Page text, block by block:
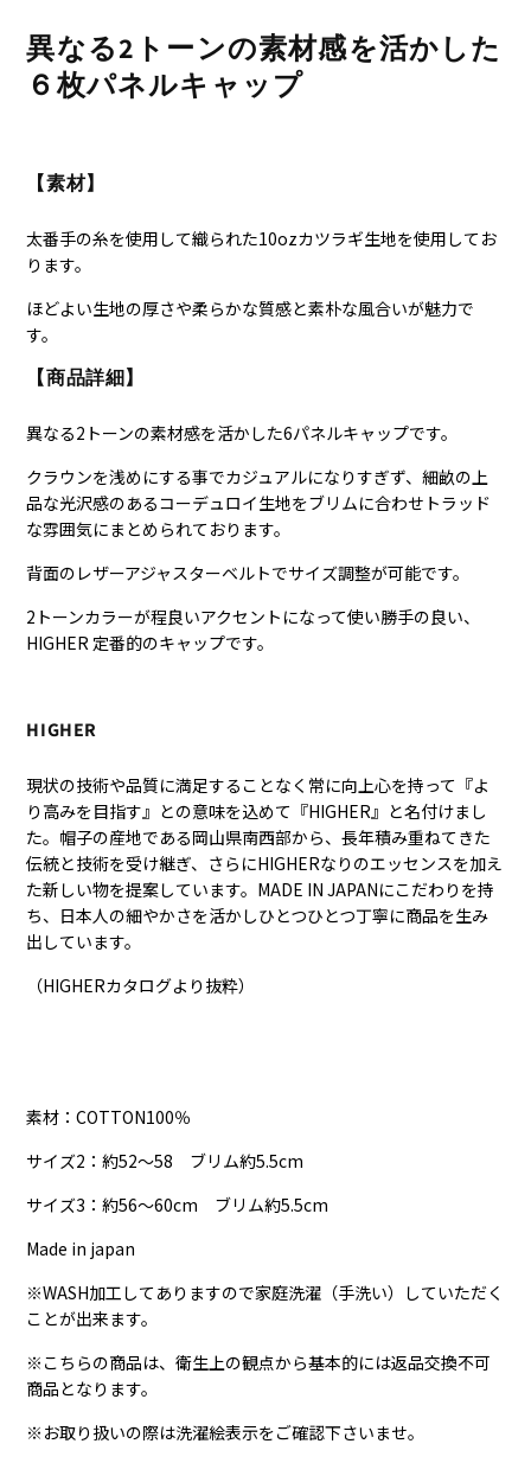
異なる2トーンの素材感を活かした
６枚パネルキャップ
【素材】
太番手の糸を使用して織られた10ozカツラギ生地を使用してお
ります。
ほどよい生地の厚さや柔らかな質感と素朴な風合いが魅力で
す。
【商品詳細】
異なる2トーンの素材感を活かした6パネルキャップです。
クラウンを浅めにする事でカジュアルになりすぎず、細畝の上
品な光沢感のあるコーデュロイ生地をブリムに合わせトラッド
な雰囲気にまとめられております。
背面のレザーアジャスターベルトでサイズ調整が可能です。
2トーンカラーが程良いアクセントになって使い勝手の良い、
HIGHER 定番的のキャップです。
HIGHER
現状の技術や品質に満足することなく常に向上心を持って『よ
り高みを目指す』との意味を込めて『HIGHER』と名付けまし
た。帽子の産地である岡山県南西部から、長年積み重ねてきた
伝統と技術を受け継ぎ、さらにHIGHERなりのエッセンスを加え
た新しい物を提案しています。MADE IN JAPANにこだわりを持
ち、日本人の細やかさを活かしひとつひとつ丁寧に商品を生み
出しています。
（HIGHERカタログより抜粋）
素材：COTTON100％
サイズ2：約52～58 ブリム約5.5cm
サイズ3：約56〜60cm ブリム約5.5cm
Made in japan
※WASH加工してありますので家庭洗濯（手洗い）していただく
ことが出来ます。
※こちらの商品は、衛生上の観点から基本的には返品交換不可
商品となります。
※お取り扱いの際は洗濯絵表示をご確認下さいませ。